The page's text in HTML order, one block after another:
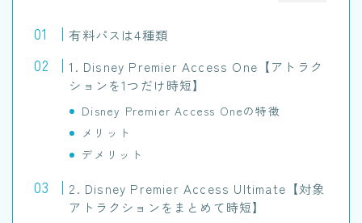
有料パスは4種類
1. Disney Premier Access One【アトラク
ションを1つだけ時短】
Disney Premier Access Oneの特徴
メリット
デメリット
2. Disney Premier Access Ultimate【対象
アトラクションをまとめて時短】